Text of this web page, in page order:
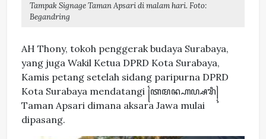
Tampak Signage Taman Apsari di malam hari. Foto:
Begandring
AH Thony, tokoh penggerak budaya Surabaya,
yang juga Wakil Ketua DPRD Kota Surabaya,
Kamis petang setelah sidang paripurna DPRD
Kota Surabaya mendatangi ꧌ꦠꦩꦤ꧀ꦲꦥ꧀ꦱꦫꦶ꧍
Taman Apsari dimana aksara Jawa mulai
dipasang.